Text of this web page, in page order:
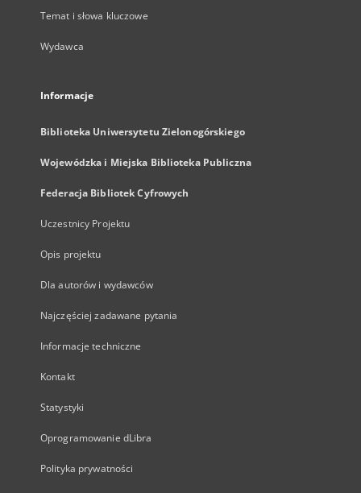
Temat i słowa kluczowe
Wydawca
Informacje
Biblioteka Uniwersytetu Zielonogórskiego
Wojewódzka i Miejska Biblioteka Publiczna
Federacja Bibliotek Cyfrowych
Uczestnicy Projektu
Opis projektu
Dla autorów i wydawców
Najczęściej zadawane pytania
Informacje techniczne
Kontakt
Statystyki
Oprogramowanie dLibra
Polityka prywatności